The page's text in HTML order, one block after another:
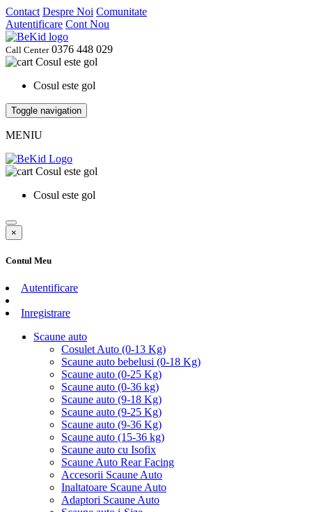
Contact Despre Noi Comunitate
Autentificare Cont Nou
Call Center0376 448 029
Cosul este gol
Cosul este gol
Toggle navigation
MENIU
Cosul este gol
Cosul este gol
×
Contul Meu
Autentificare
Inregistrare
Scaune auto
Cosulet Auto (0-13 Kg)
Scaune auto bebelusi (0-18 Kg)
Scaune auto (0-25 Kg)
Scaune auto (0-36 kg)
Scaune auto (9-18 Kg)
Scaune auto (9-25 Kg)
Scaune auto (9-36 Kg)
Scaune auto (15-36 kg)
Scaune auto cu Isofix
Scaune Auto Rear Facing
Accesorii Scaune Auto
Inaltatoare Scaune Auto
Adaptori Scaune Auto